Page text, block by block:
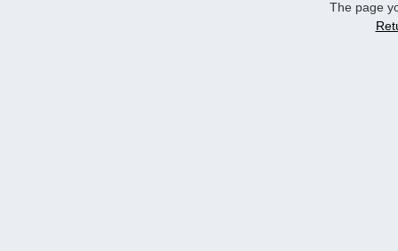
The page